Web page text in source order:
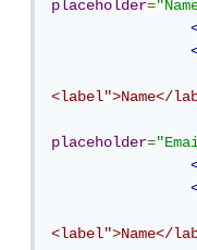
placeholder=
<label">Name</
placeholder=
<label">Name</